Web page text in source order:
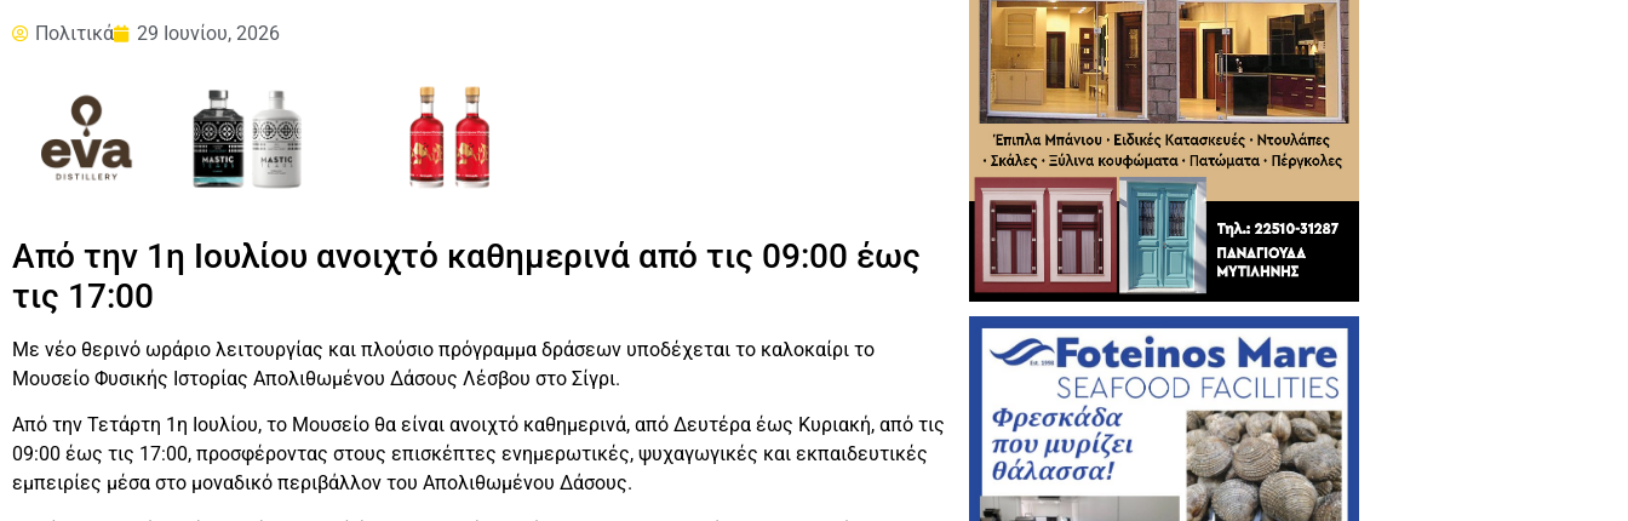
Πολιτικά 29 Ιουνίου, 2026
Από την 1η Ιουλίου ανοιχτό καθημερινά από τις 09:00 έως
τις 17:00
Με νέο θερινό ωράριο λειτουργίας και πλούσιο πρόγραμμα δράσεων υποδέχεται το καλοκαίρι το
Μουσείο Φυσικής Ιστορίας Απολιθωμένου Δάσους Λέσβου στο Σίγρι.
Από την Τετάρτη 1η Ιουλίου, το Μουσείο θα είναι ανοιχτό καθημερινά, από Δευτέρα έως Κυριακή, από τις
09:00 έως τις 17:00, προσφέροντας στους επισκέπτες ενημερωτικές, ψυχαγωγικές και εκπαιδευτικές
εμπειρίες μέσα στο μοναδικό περιβάλλον του Απολιθωμένου Δάσους.